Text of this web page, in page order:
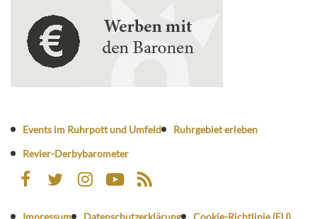
Events im Ruhrpott und Umfeld
Ruhrgebiet erleben
Revier-Derbybarometer
Impressum Datenschutzerklärung Cookie-Richtlinie (EU)